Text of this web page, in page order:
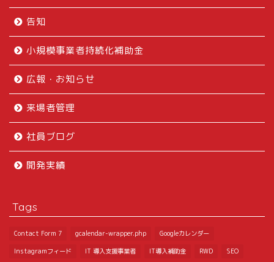
告知
小規模事業者持続化補助金
広報・お知らせ
来場者管理
社員ブログ
開発実績
Tags
Contact Form 7 gcalendar-wrapper.php Googleカレンダー
Instagramフィード IT 導入支援事業者 IT導入補助金 RWD SEO